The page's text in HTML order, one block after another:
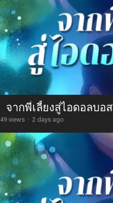
จากพี่เลี้ยงสู่ไอดอลบอส
49 views · 2 days ago